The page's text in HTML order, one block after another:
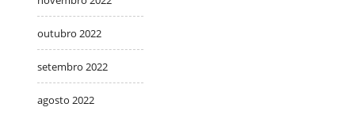
outubro 2022
setembro 2022
agosto 2022